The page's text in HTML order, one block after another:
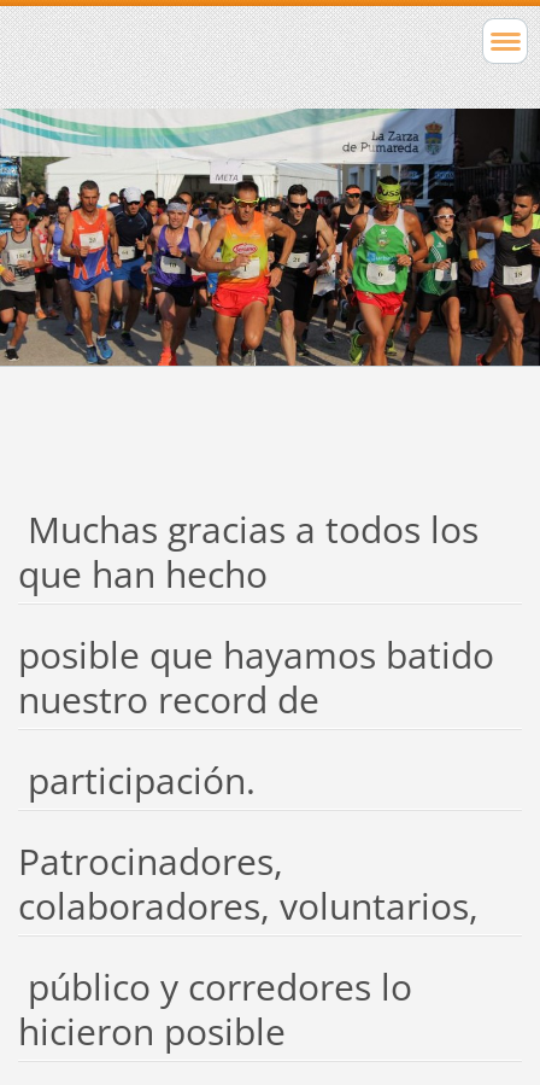
Muchas gracias a todos los
que han hecho
posible que hayamos batido
nuestro record de
participación.
Patrocinadores,
colaboradores, voluntarios,
público y corredores lo
hicieron posible